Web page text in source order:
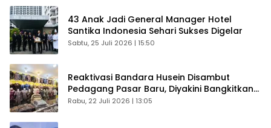
43 Anak Jadi General Manager Hotel
Santika Indonesia Sehari Sukses Digelar
Sabtu, 25 Juli 2026 | 15:50
Reaktivasi Bandara Husein Disambut
Pedagang Pasar Baru, Diyakini Bangkitkan
Kembali Ekonomi Bandung
Rabu, 22 Juli 2026 | 13:05